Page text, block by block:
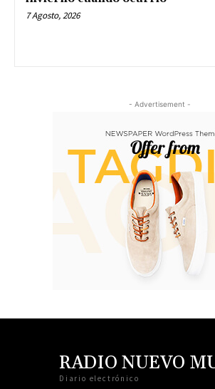
7 Agosto, 2026
- Advertisement -
RADIO NUEVO
Diario electrónico